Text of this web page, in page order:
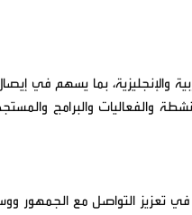
والإنجليزية، بما يسهم في
والفعاليات والبرامج
التواصل مع الجمهور